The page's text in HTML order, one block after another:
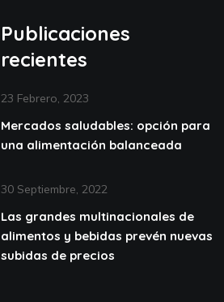
Publicaciones
recientes
23 Febrero, 2023
Mercados saludables: opción para
una alimentación balanceada
30 Septiembre, 2022
Las grandes multinacionales de
alimentos y bebidas prevén nuevas
subidas de precios